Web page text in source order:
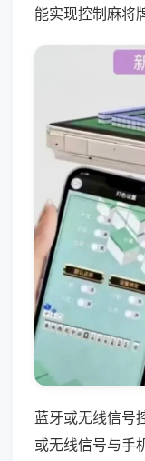
能实现控制麻将
蓝牙或无线信号
或无线信号与手